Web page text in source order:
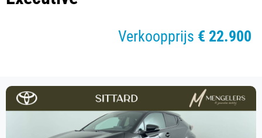
Verkoopprijs € 22.900